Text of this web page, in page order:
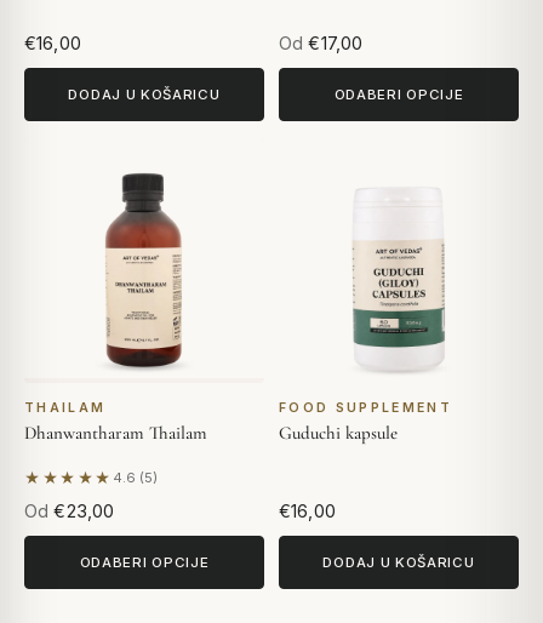
€16,00
DODAJ U KOŠARICU
Od €17,00
ODABERI OPCIJE
THAILAM
Dhanwantharam Thailam
★★★★★ 4.6 (5)
Na temelju 5 recenzija
Od €23,00
ODABERI OPCIJE
FOOD SUPPLEMENT
Guduchi kapsule
€16,00
DODAJ U KOŠARICU